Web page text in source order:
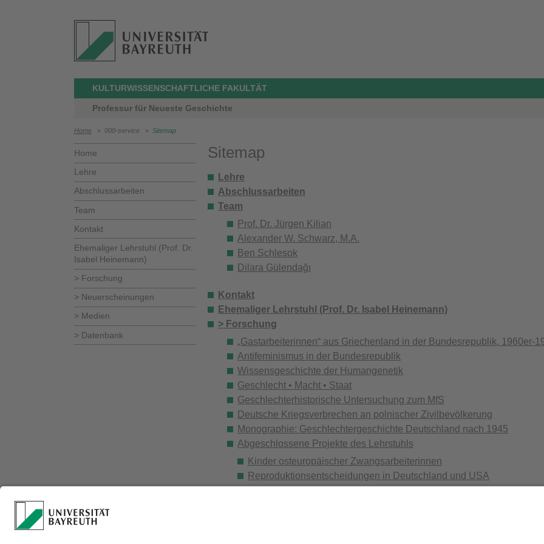
KULTURWISSENSCHAFTLICHE FAKULTÄT
Professur für Neueste Geschichte
Home > 000-service > Sitemap
Home
Lehre
Abschlussarbeiten
Team
Kontakt
Ehemaliger Lehrstuhl (Prof. Dr.
Isabel Heinemann)
> Forschung
> Neuerscheinungen
> Medien
> Datenbank
Sitemap
Lehre
Abschlussarbeiten
Team
Prof. Dr. Jürgen Kilian
Alexander W. Schwarz, M.A.
Ben Schlesok
Dilara Gülendağı
Kontakt
Ehemaliger Lehrstuhl (Prof. Dr. Isabel Heinemann)
> Forschung
„Gastarbeiterinnen“ aus Griechenland in der Bundesrepublik, 1960er-
Antifeminismus in der Bundesrepublik
Wissensgeschichte der Humangenetik
Geschlecht • Macht • Staat
Geschlechterhistorische Untersuchung zum MfS
Deutsche Kriegsverbrechen an polnischer Zivilbevölkerung
Monographie: Geschlechtergeschichte Deutschland nach 1945
Abgeschlossene Projekte des Lehrstuhls
Kinder osteuropäischer Zwangsarbeiterinnen
Reproduktionsentscheidungen in Deutschland und USA